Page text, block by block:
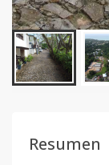
Resumen